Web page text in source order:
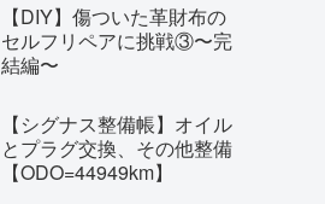
【DIY】傷ついた革財布の
セルフリペアに挑戦③〜完
結編〜
【シグナス整備帳】オイル
とプラグ交換、その他整備
【ODO=44949km】